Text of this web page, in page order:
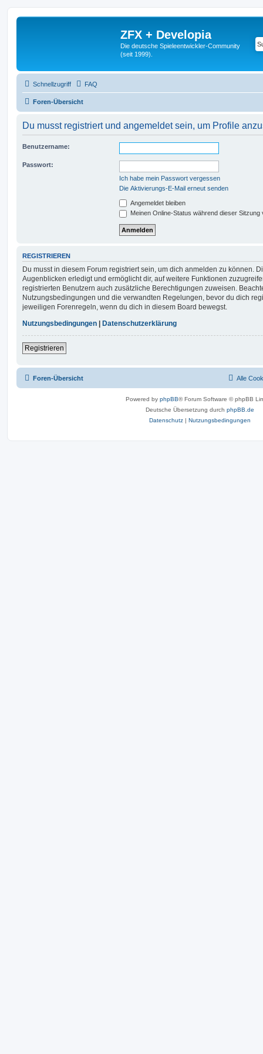
ZFX + Developia
Die deutsche Spieleentwickler-Community
(seit 1999).
Schnellzugriff FAQ
Foren-Übersicht
Du musst registriert und angemeldet sein, um Profile
Benutzername:
Passwort:
Ich habe mein Passwort vergessen
Die Aktivierungs-E-Mail erneut senden
Angemeldet bleiben
Meinen Online-Status während dieser Sitzung
REGISTRIEREN
Du musst in diesem Forum registriert sein, um dich anmelden zu können.
Augenblicken erledigt und ermöglicht dir, auf weitere Funktionen
registrierten Benutzern auch zusätzliche Berechtigungen zuweisen.
Nutzungsbedingungen und die verwandten Regelungen, bevor du dich
jeweiligen Forenregeln, wenn du dich in diesem Board bewegst.
Nutzungsbedingungen
Datenschutzerklärung
Registrieren
Foren-Übersicht Alle
Powered by phpBB® Forum Software © phpBB
Deutsche Übersetzung durch phpBB.de
Datenschutz | Nutzungsbedingungen